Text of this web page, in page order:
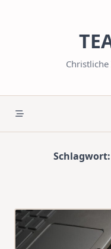
Schlagwort: